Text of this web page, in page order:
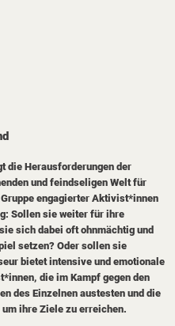
die Herausforderungen der
und feindseligen Welt für
engagierter Aktivist*innen
Sollen sie weiter für ihre
sich dabei oft ohnmächtig und
setzen? Oder sollen sie
bietet intensive und emotionale
die im Kampf gegen den
des Einzelnen austesten und die
ihre Ziele zu erreichen.